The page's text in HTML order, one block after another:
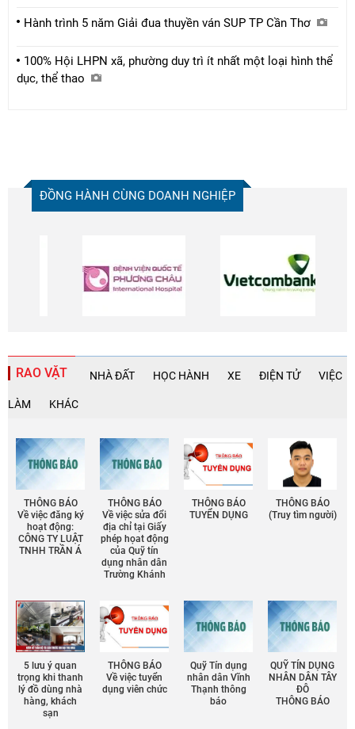
Hành trình 5 năm Giải đua thuyền ván SUP TP Cần Thơ
100% Hội LHPN xã, phường duy trì ít nhất một loại hình thể
dục, thể thao
ĐỒNG HÀNH CÙNG DOANH NGHIỆP
RAO VẶT NHÀ ĐẤT HỌC HÀNH XE ĐIỆN TỬ VIỆC
LÀM KHÁC
THÔNG BÁO
Về việc đăng ký
hoạt động:
CÔNG TY LUẬT
TNHH TRẦN Á
THÔNG BÁO
Về việc sửa đổi
địa chỉ tại Giấy
phép họat động
của Quỹ tín
dụng nhân dân
Trường Khánh
THÔNG BÁO
TUYỂN DỤNG
THÔNG BÁO
(Truy tìm người)
5 lưu ý quan
trọng khi thanh
lý đồ dùng nhà
hàng, khách
sạn
THÔNG BÁO
Về việc tuyển
dụng viên chức
Quỹ Tín dụng
nhân dân Vĩnh
Thạnh thông
báo
QUỸ TÍN DỤNG
NHÂN DÂN TÂY
ĐÔ
THÔNG BÁO